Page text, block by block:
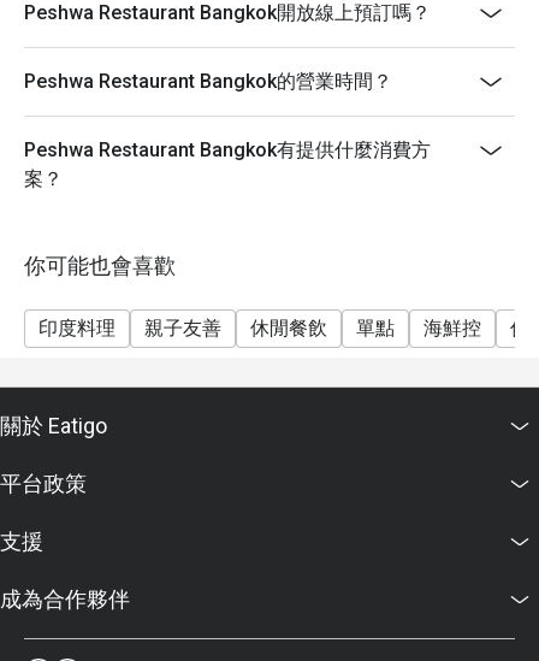
Peshwa Restaurant Bangkok開放線上預訂嗎？
Peshwa Restaurant Bangkok的營業時間？
Peshwa Restaurant Bangkok有提供什麼消費方
案？
你可能也會喜歡
印度料理 親子友善 休閒餐飲 單點 海鮮控 傳
關於 Eatigo
平台政策
支援
成為合作夥伴